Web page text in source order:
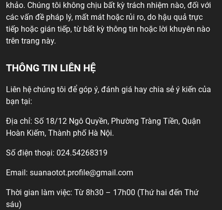
khảo. Chúng tôi không chịu bất kỳ trách nhiệm nào, đối với
các vấn đề pháp lý, mất mát hoặc rủi ro, do hậu quả trực
tiếp hoặc gián tiếp, từ bất kỳ thông tin hoặc lời khuyên nào
trên trang này.
THÔNG TIN LIÊN HỆ
Liên hệ chúng tôi để góp ý, đánh giá hay chia sẻ ý kiến của
bạn tại:
Địa chỉ: Số 18/12 Ngô Quyền, Phường Tràng Tiền, Quận
Hoàn Kiếm, Thành phố Hà Nội.
Số điện thoại: 024.54268319
Email: suanaotot.profile@gmail.com
Thời gian làm việc: Từ 8h30 – 17h00 (Thứ hai đến Thứ
sáu)